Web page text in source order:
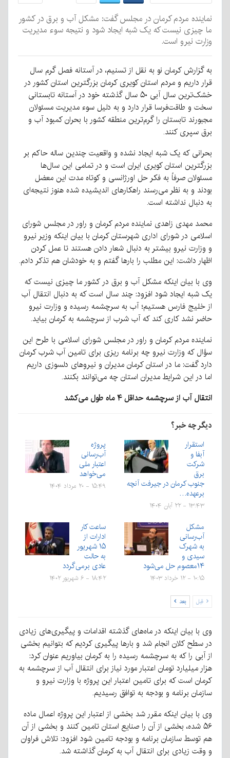
نماینده مردم کرمان در مجلس گفت: مشکل آب و برق در کشور
ما چیزی نیست که یک شبه ایجاد شود و نتیجه سوء مدیریت
وزارت نیرو است.
به گزارش کرمان نو به نقل از تسنیم، در آستانه فصل گرم سال
قرار داریم و مردم استان کویری کرمان بزرگترین استان کشور در
خشک‌ترین سال آبی ۵۰ سال گذشته خود در آستانه تابستانی
سخت و طاقت‌فرسا قرار دارد و به دلیل سوء مدیریت مسئولان
مجبورند تابستان را گرم‌ترین منطقه کشور با بحران کمبود آب و
برق سپری کنند.
بحرانی که یک شبه ایجاد نشده و واقعیت چندین ساله حاکم بر
بزرگترین استان کویری ایران است و در تمامی این سال‌ها
مسئولان صرفاً به فکر حل اورژانسی و کوتاه مدت این معضل
بودند و به نظر می‌رسند راهکارهای اندیشیده شده هنوز نتیجه‌ای
به دنبال نداشته است.
محمد مهدی زاهدی نماینده مردم کرمان و راور در مجلس شورای
اسلامی در شورای اداری شهرستان کرمان با بیان اینکه وزیر نیرو
و وزارت نیرو بیشتر به دنبال شعار دادن هستند تا عمل کردن
اظهار داشت: این مطلب را بارها گفتم و به خودشان هم تذکر دادم.
وی با بیان اینکه مشکل آب و برق در کشور ما چیزی نیست که
یک شبه ایجاد شود افزود: چند سال است که به دنبال انتقال آب
از خلیج فارس هستیم؛ آب به سرچشمه رسیده و وزارت نیرو
حاضر نشد کاری کند که آب شرب از سرچشمه به کرمان بیاید.
نماینده مردم کرمان و راور در مجلس شورای اسلامی با طرح این
سؤال که وزارت نیرو چه برنامه ریزی برای تامین آب شرب کرمان
دارد گفت: ما در استان کرمان مدیران و نیروهای دلسوزی داریم
اما در این شرایط مدیران استان چه می‌توانند بکنند.
انتقال آب از سرچشمه حداقل ۴ ماه طول می‌کشد
دیگر چه خبر؟
استقرار
آبفا و
شرکت
برق
جنوب کرمان در جیرفت آنچه
برعهده…
۱۳:۴۳ - ۲۲ آبان ۱۴۰۴
پروژه
آب‌رسانی
اعتبار ملی
می‌خواهد
۱۵:۴۹ - ۲۰ مرداد ۱۴۰۴
مشکل
آب‌رسانی
به شهرک
سیدی و
۱۴معصوم حل می‌شود
۱۰:۱۵ - ۱۲ خرداد ۱۴۰۳
ساعت کار
ادارات از
۱۵ شهریور
به حالت
عادی برمی‌گردد
۱۸:۴۲ - ۶ شهریور ۱۴۰۲
قبل بعد
وی با بیان اینکه در ماه‌های گذشته اقدامات و پیگیری‌های زیادی
در سطح کلان انجام شد و بارها پیگیری کردیم که بتوانیم بخشی
از آبی را که به سرچشمه رسیده را به کرمان بیاوریم عنوان کرد:
هزار میلیارد تومان اعتبار مورد نیاز برای انتقال آب از سرچشمه به
کرمان است که برای تامین اعتبار این پروژه با وزارت نیرو و
سازمان برنامه و بودجه به توافق رسیدیم.
وی با بیان اینکه مقرر شد بخشی از اعتبار این پروژه اعمال ماده
۵۶ شده، بخشی از آن را صنایع استان تامین کنند و بخشی از آن
هم توسط سازمان برنامه و بودجه تامین شود افزود: تلاش فراوان
و وقت زیادی برای انتقال آب به کرمان گذاشته شد.